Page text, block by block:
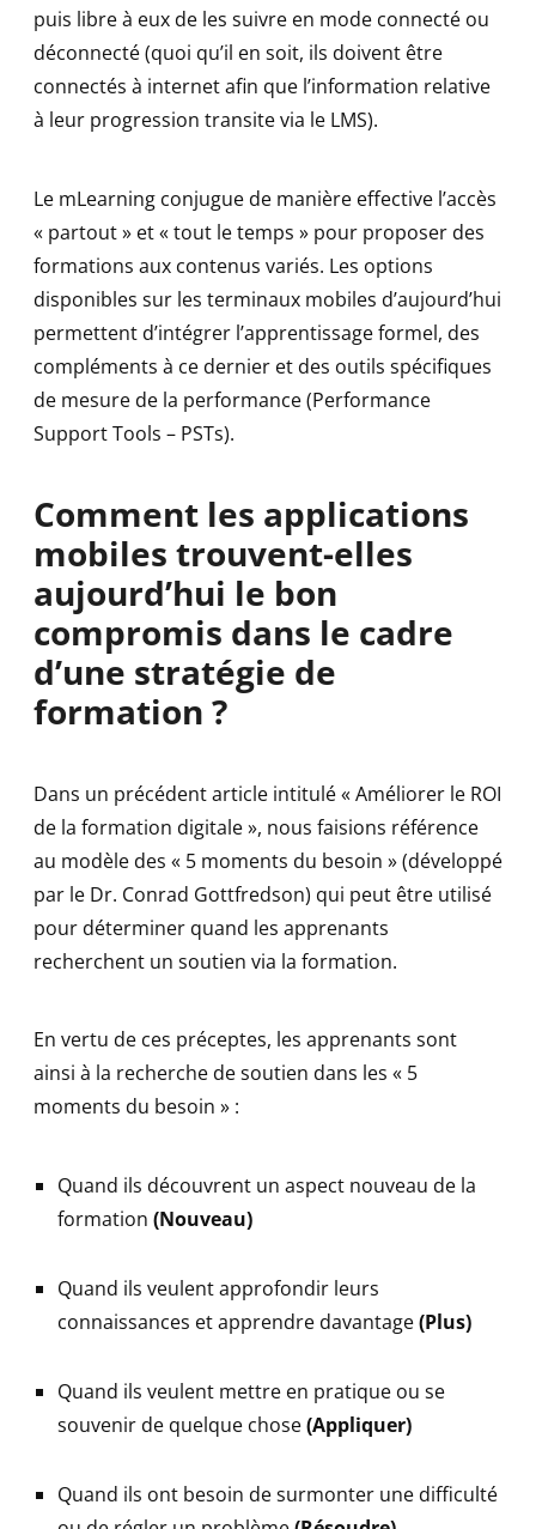
puis libre à eux de les suivre en mode connecté ou
déconnecté (quoi qu’il en soit, ils doivent être
connectés à internet afin que l’information relative
à leur progression transite via le LMS).
Le mLearning conjugue de manière effective l’accès
« partout » et « tout le temps » pour proposer des
formations aux contenus variés. Les options
disponibles sur les terminaux mobiles d’aujourd’hui
permettent d’intégrer l’apprentissage formel, des
compléments à ce dernier et des outils spécifiques
de mesure de la performance (Performance
Support Tools – PSTs).
Comment les applications
mobiles trouvent-elles
aujourd’hui le bon
compromis dans le cadre
d’une stratégie de
formation ?
Dans un précédent article intitulé « Améliorer le ROI
de la formation digitale », nous faisions référence
au modèle des « 5 moments du besoin » (développé
par le Dr. Conrad Gottfredson) qui peut être utilisé
pour déterminer quand les apprenants
recherchent un soutien via la formation.
En vertu de ces préceptes, les apprenants sont
ainsi à la recherche de soutien dans les « 5
moments du besoin » :
Quand ils découvrent un aspect nouveau de la
formation (Nouveau)
Quand ils veulent approfondir leurs
connaissances et apprendre davantage(Plus)
Quand ils veulent mettre en pratique ou se
souvenir de quelque chose(Appliquer)
Quand ils ont besoin de surmonter une difficulté